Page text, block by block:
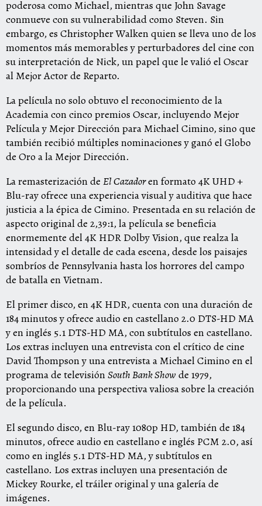
poderosa como Michael, mientras que John Savage
conmueve con su vulnerabilidad como Steven. Sin
embargo, es Christopher Walken quien se lleva uno de los
momentos más memorables y perturbadores del cine con
su interpretación de Nick, un papel que le valió el Oscar
al Mejor Actor de Reparto.
La película no solo obtuvo el reconocimiento de la
Academia con cinco premios Oscar, incluyendo Mejor
Película y Mejor Dirección para Michael Cimino, sino que
también recibió múltiples nominaciones y ganó el Globo
de Oro a la Mejor Dirección.
La remasterización de El Cazadoren formato 4K UHD +
Blu-ray ofrece una experiencia visual y auditiva que hace
justicia a la épica de Cimino. Presentada en su relación de
aspecto original de 2,39:1, la película se beneficia
enormemente del 4K HDR Dolby Vision, que realza la
intensidad y el detalle de cada escena, desde los paisajes
sombríos de Pennsylvania hasta los horrores del campo
de batalla en Vietnam.
El primer disco, en 4K HDR, cuenta con una duración de
184 minutos y ofrece audio en castellano 2.0 DTS-HD MA
y en inglés 5.1 DTS-HD MA, con subtítulos en castellano.
Los extras incluyen una entrevista con el crítico de cine
David Thompson y una entrevista a Michael Cimino en el
programa de televisiónSouth Bank Showde 1979,
proporcionando una perspectiva valiosa sobre la creación
de la película.
El segundo disco, en Blu-ray 1080p HD, también de 184
minutos, ofrece audio en castellano e inglés PCM 2.0, así
como en inglés 5.1 DTS-HD MA, y subtítulos en
castellano. Los extras incluyen una presentación de
Mickey Rourke, el tráiler original y una galería de
imágenes.